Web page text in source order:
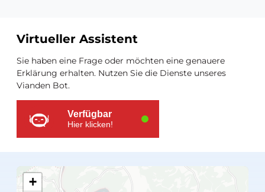
Zusätzliche
Ressourcen
Virtueller Assistent
Sie haben eine Frage oder möchten eine genauere
Erklärung erhalten. Nutzen Sie die Dienste unseres
Vianden Bot.
Verfügbar
Hier klicken!
+